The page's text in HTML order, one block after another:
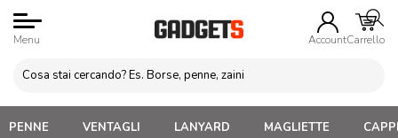
Menu AccountCarrello
PENNE VENTAGLI LANYARD MAGLIETTE